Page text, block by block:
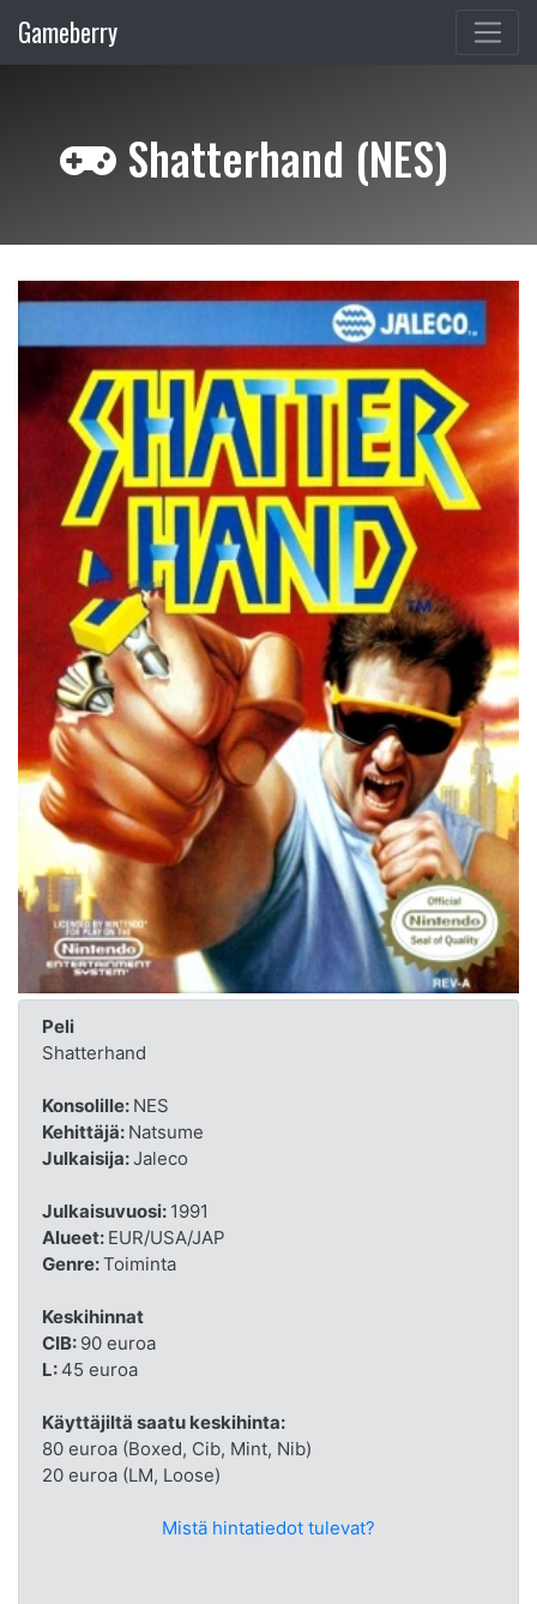
Gameberry
Shatterhand (NES)
Peli
Shatterhand
Konsolille: NES
Kehittäjä: Natsume
Julkaisija:Jaleco
Julkaisuvuosi: 1991
Alueet: EUR/USA/JAP
Genre:Toiminta
Keskihinnat
CIB: 90 euroa
L: 45 euroa
Käyttäjiltä saatu keskihinta:
80 euroa (Boxed, Cib, Mint, Nib)
20 euroa (LM, Loose)
Mistä hintatiedot tulevat?